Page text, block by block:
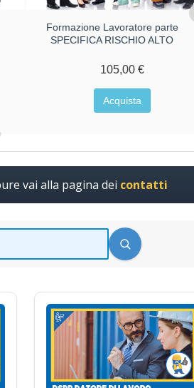
Formazione Lavoratore parte
SPECIFICA RISCHIO ALTO
105,00 €
Acquista
vai alla pagina dei contatti